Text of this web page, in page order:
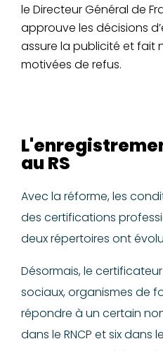
le DirecteurGénéral de
approuve les décisions
assure la publicité et fait
motivées de refus.
au RS
Avec la réforme, les
des certifications
deux répertoires ont
Désormais, le
sociaux, organismes de
répondre à un certain
dans le RNCP et six dans